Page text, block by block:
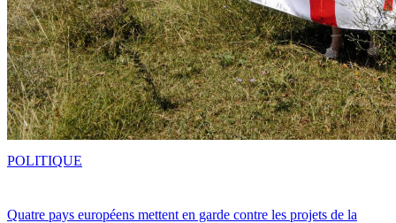
Quatre pays européens mettent en garde contre les projets de la
POLITIQUE